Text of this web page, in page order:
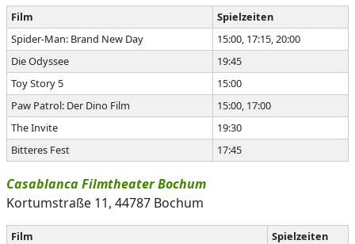
Film
Spielzeiten
Spider-Man: Brand New Day
15:00, 17:15, 20:00
Die Odyssee
19:45
Toy Story 5
15:00
Paw Patrol: Der Dino Film
15:00, 17:00
The Invite
19:30
Bitteres Fest
17:45
Casablanca Filmtheater Bochum
Kortumstraße 11, 44787 Bochum
Film
Spielzeiten